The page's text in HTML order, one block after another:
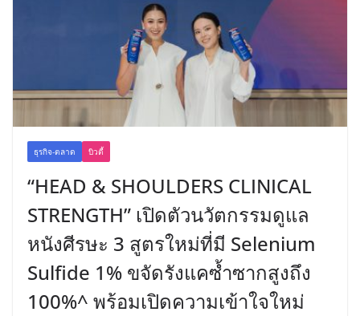
ธุรกิจ-ตลาด บิวตี้
“HEAD & SHOULDERS CLINICAL
STRENGTH” เปิดตัวนวัตกรรมดูแล
หนังศีรษะ 3 สูตรใหม่ที่มี Selenium
Sulfide 1% ขจัดรังแคซ้ำซากสูงถึง
100%^ พร้อมเปิดความเข้าใจใหม่